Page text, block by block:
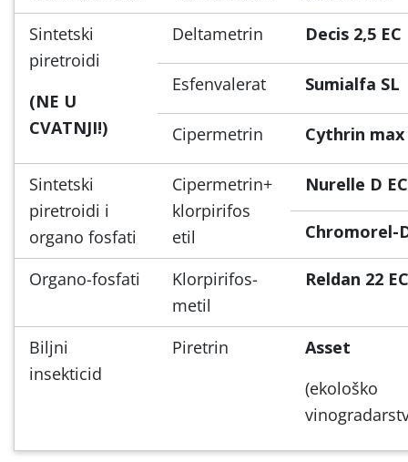
Sintetski
piretroidi
(NE U
CVATNJI!)
Deltametrin Decis 2,5 EC
Esfenvalerat Sumialfa SL
Cipermetrin Cythrin max
Sintetski
piretroidi i
organo fosfati
Cipermetrin+
klorpirifos
etil
Nurelle D EC
Chromorel-
Organo-fosfati
Klorpirifos-
metil
Reldan 22
Biljni
insekticid
Piretrin
Asset
(ekološko